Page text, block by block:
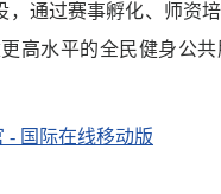
通过赛事孵化、师资
高水平的全民健身公
- 国际在线移动版